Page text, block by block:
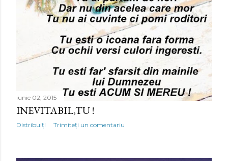
iunie 02, 2015
INEVITABIL,TU !
Distribuiți Trimiteți un comentariu